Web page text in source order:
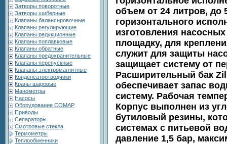
Затворы поворотные
Затворы шиберные
Клапаны балансировочные
Клапаны регулирующие
Клапаны редукционные
Клапаны поплавковые
Клапаны обратные
Клапаны предохранительные
Клапаны перепускные
Клапаны электромагнитные
Конденсатоотводчики
Краны шаровые
Манометры
Насосы
Оборудование COMAP
Приводы
Сепараторы
Смотровые стекла
Термометры
Теплообменники
объем от 24 литров, до
горизонтального
изготовления
площадку, для
служит для защиты
защищает систему от
Расширительный бак
обеспечивает запас
систему. Рабочая
Корпус выполнен из
бутиловый резины,
системах с питьевой
давление 1,5 бар,